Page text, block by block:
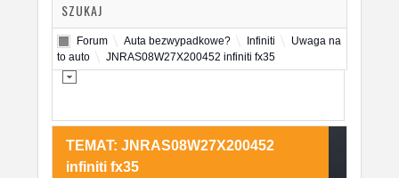
SZUKAJ
Forum Auta bezwypadkowe? Infiniti
Uwaga na
to auto
JNRAS08W27X200452 infiniti fx35
TEMAT: JNRAS08W27X200452
infiniti fx35